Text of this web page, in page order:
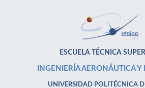
ESCUELA TÉCNICA
INGENIERÍA AERONÁUTICA Y
UNIVERSIDAD POLITÉCNICA